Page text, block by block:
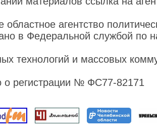
областное агентство
в Федеральной службой по
технологий и массовых
о регистрации № ФС77-82171